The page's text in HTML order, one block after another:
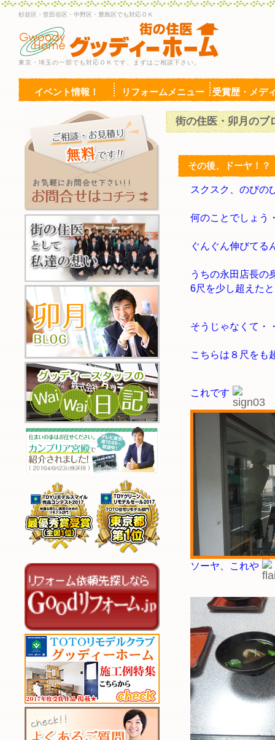
杉並区・世田谷区・中野区・豊島区でも対応ＯＫ
東京・埼玉の一部でも対応ＯＫです、まずはご相談下さい。
イベント情報！ リフォームメニュー 受賞歴・メデ
街の住医・卯月のブ
その後、ドーヤ！？
スクスク、のびの
何のことでしょう
ぐんぐん伸びてる
うちの永田店長の
6尺を少し超えた
そうじゃなくて・
こちらは８尺をも
これです
ソーヤ、これや